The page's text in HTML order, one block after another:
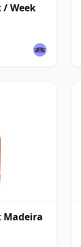
/ Week
Madeira